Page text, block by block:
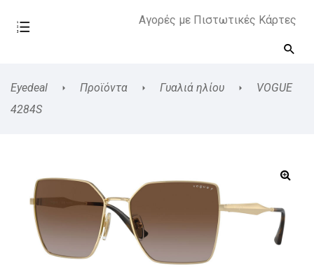
Αγορές με Πιστωτικές Κάρτες
Eyedeal Προϊόντα Γυαλιά ηλίου
VOGUE
4284S